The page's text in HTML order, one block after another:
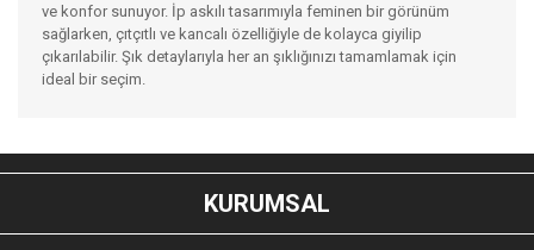
ve konfor sunuyor. İp askılı tasarımıyla feminen bir görünüm
sağlarken, çıtçıtlı ve kancalı özelliğiyle de kolayca giyilip
çıkarılabilir. Şık detaylarıyla her an şıklığınızı tamamlamak için
ideal bir seçim.
Bu ürünün fiyat bilgisi, resim, ürün açıklamalarında ve diğer
konularda yetersiz gördüğünüz noktaları öneri formunu
kullanarak tarafımıza iletebilirsiniz.
KURUMSAL